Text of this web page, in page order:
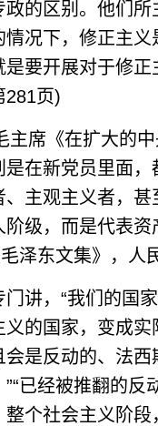
的区别。他们
情况下，修正主
要开展对于修
281页)
《在扩大的中
是在新党员里面
主观主义者，
阶级，而是代表
泽东文集》，人
，“我们的国家
义的国家，变成
会是反动的、法
已经被推翻的
整个社会主义阶